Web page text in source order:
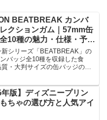
BEATBREAK カンバ
クションガム｜57mm缶
10種の魅力・仕様・予約
め
シリーズ「BEATBREAK」の
バッジ全10種を収録した食
・大判サイズの缶バッジの魅
年版】ディズニープリン
ちゃの選び方と人気アイ